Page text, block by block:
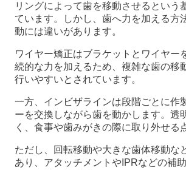
リングによって歯を移動させるという
ています。しかし、歯へ力を加える方
動には違いがあります。
ワイヤー矯正はブラケットとワイヤー
続的な力を加えるため、複雑な歯の移
行いやすいとされています。
一方、インビザラインは段階ごとに作
ーを交換しながら歯を動かします。透
く、食事や歯みがきの際に取り外せる
ただし、回転移動や大きな歯体移動な
あり、アタッチメントやIPRなどの補